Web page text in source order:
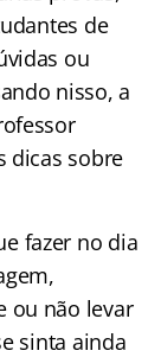
de
ou
nisso, a
dicas sobre
fazer no dia
ou não levar
sinta ainda